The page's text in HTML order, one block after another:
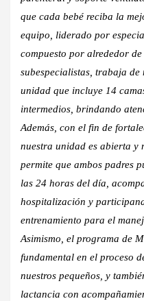
que cada bebé reciba la
equipo, liderado por
compuesto por alrededor
subespecialistas, trabaja
unidad que incluye 14
intermedios, brindando
Además, con el fin de
nuestra unidad es abierta y
permite que ambos padres
las 24 horas del día,
hospitalización y
entrenamiento para el
Asimismo, el programa de
fundamental en el proceso
nuestros pequeños, y
lactancia con